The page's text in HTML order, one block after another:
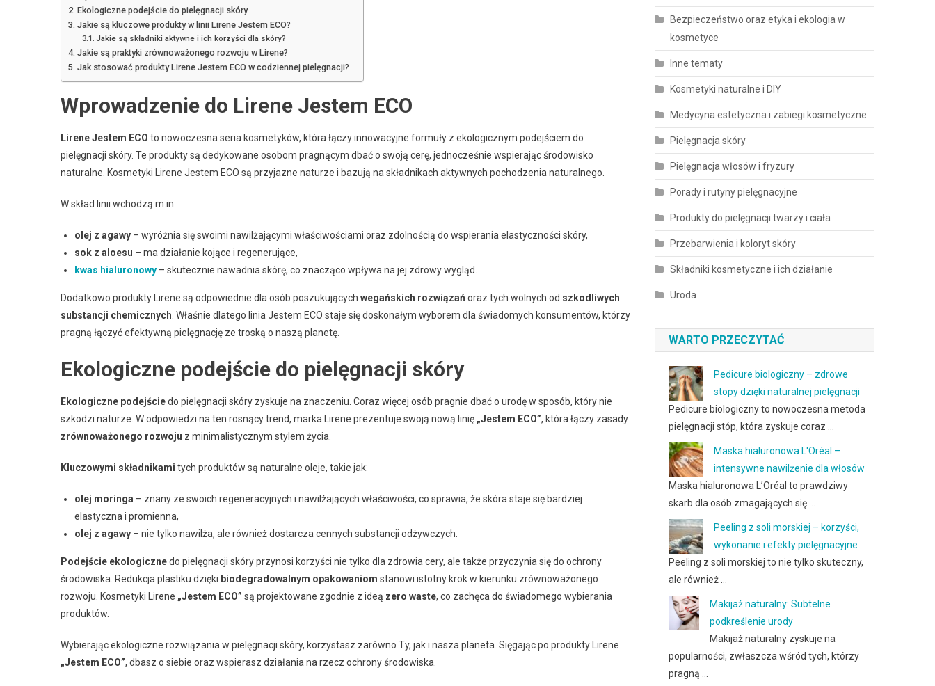
Ekologiczne podejście do pielęgnacji skóry
Jakie są kluczowe produkty w linii Lirene Jestem ECO?
Jakie są składniki aktywne i ich korzyści dla skóry?
Jakie są praktyki zrównoważonego rozwoju w Lirene?
Jak stosować produkty Lirene Jestem ECO w codziennej pielęgnacji?
Wprowadzenie do Lirene Jestem ECO
Lirene Jestem ECO to nowoczesna seria kosmetyków, która łączy innowacyjne formuły z ekologicznym podejściem do
pielęgnacji skóry. Te produkty są dedykowane osobom pragnącym dbać o swoją cerę, jednocześnie wspierając środowisko
naturalne. Kosmetyki Lirene Jestem ECO są przyjazne naturze i bazują na składnikach aktywnych pochodzenia naturalnego.
W skład linii wchodzą m.in.:
olej z agawy – wyróżnia się swoimi nawilżającymi właściwościami oraz zdolnością do wspierania elastyczności skóry,
sok z aloesu – ma działanie kojące i regenerujące,
kwas hialuronowy – skutecznie nawadnia skórę, co znacząco wpływa na jej zdrowy wygląd.
Dodatkowo produkty Lirene są odpowiednie dla osób poszukujących wegańskich rozwiązań oraz tych wolnych od szkodliwych
substancji chemicznych . Właśnie dlatego linia Jestem ECO staje się doskonałym wyborem dla świadomych konsumentów, którzy
pragną łączyć efektywną pielęgnację ze troską o naszą planetę.
Ekologiczne podejście do pielęgnacji skóry
Ekologiczne podejściedo pielęgnacji skóry zyskuje na znaczeniu. Coraz więcej osób pragnie dbać o urodę w sposób, który nie
szkodzi naturze. W odpowiedzi na ten rosnący trend, marka Lirene prezentuje swoją nową linię „Jestem ECO”, która łączy zasady
zrównoważonego rozwoju z minimalistycznym stylem życia.
Kluczowymi składnikami tych produktów są naturalne oleje, takie jak:
olej moringa – znany ze swoich regeneracyjnych i nawilżających właściwości, co sprawia, że skóra staje się bardziej
elastyczna i promienna,
olej z agawy – nie tylko nawilża, ale również dostarcza cennych substancji odżywczych.
Podejście ekologicznedo pielęgnacji skóry przynosi korzyści nie tylko dla zdrowia cery, ale także przyczynia się do ochrony
środowiska. Redukcja plastiku dzięki biodegradowalnym opakowaniom stanowi istotny krok w kierunku zrównoważonego
rozwoju. Kosmetyki Lirene „Jestem ECO” są projektowane zgodnie z ideą zero waste, co zachęca do świadomego wybierania
produktów.
Wybierając ekologiczne rozwiązania w pielęgnacji skóry, korzystasz zarówno Ty, jak i nasza planeta. Sięgając po produkty Lirene
„Jestem ECO”, dbasz o siebie oraz wspierasz działania na rzecz ochrony środowiska.
Bezpieczeństwo oraz etyka i ekologia w
kosmetyce
Inne tematy
Kosmetyki naturalne i DIY
Medycyna estetyczna i zabiegi kosmetyczne
Pielęgnacja skóry
Pielęgnacja włosów i fryzury
Porady i rutyny pielęgnacyjne
Produkty do pielęgnacji twarzy i ciała
Przebarwienia i koloryt skóry
Składniki kosmetyczne i ich działanie
Uroda
WARTO PRZECZYTAĆ
Pedicure biologiczny – zdrowe
stopy dzięki naturalnej pielęgnacji
Pedicure biologiczny to nowoczesna metoda
pielęgnacji stóp, która zyskuje coraz …
Maska hialuronowa L'Oréal –
intensywne nawilżenie dla włosów
Maska hialuronowa L’Oréal to prawdziwy
skarb dla osób zmagających się …
Peeling z soli morskiej – korzyści,
wykonanie i efekty pielęgnacyjne
Peeling z soli morskiej to nie tylko skuteczny,
ale również …
Makijaż naturalny: Subtelne
podkreślenie urody
Makijaż naturalny zyskuje na
popularności, zwłaszcza wśród tych, którzy
pragną …